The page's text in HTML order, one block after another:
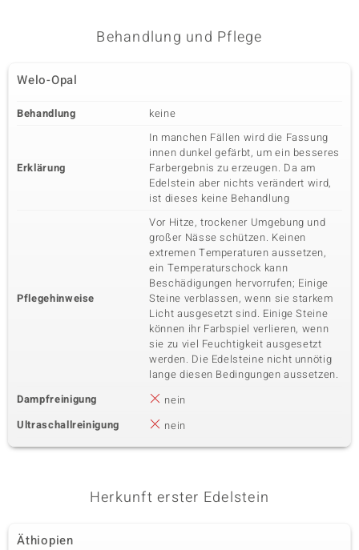
Behandlung und Pflege
Welo-Opal
Behandlung keine
Erklärung
In manchen Fällen wird die Fassung
innen dunkel gefärbt, um ein besseres
Farbergebnis zu erzeugen. Da am
Edelstein aber nichts verändert wird,
ist dieses keine Behandlung
Pflegehinweise
Vor Hitze, trockener Umgebung und
großer Nässe schützen. Keinen
extremen Temperaturen aussetzen,
ein Temperaturschock kann
Beschädigungen hervorrufen; Einige
Steine verblassen, wenn sie starkem
Licht ausgesetzt sind. Einige Steine
können ihr Farbspiel verlieren, wenn
sie zu viel Feuchtigkeit ausgesetzt
werden. Die Edelsteine nicht unnötig
lange diesen Bedingungen aussetzen.
Dampfreinigung
nein
Ultraschallreinigung
nein
Herkunft erster Edelstein
Äthiopien